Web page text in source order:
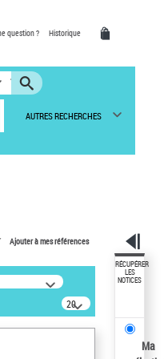
question ? Historique
AUTRES RECHERCHES
Ajouter à mes références
20
résultats/page
RÉCUPÉRER
LES
NOTICES
Ma